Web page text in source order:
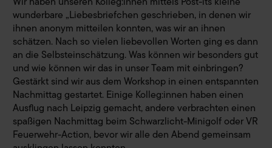
wunderbare „Liebesbriefchen geschrieben, in denen wir
ihnen anonym mitteilen konnten, was wir an ihnen
schätzen. Nach so vielen liebevollen Worten ging es dann
an die Selbsteinschätzung. Was können wir besonders gut
und wie können wir das in unser Team mit einbringen?
Gestärkt sind wir aus dem Workshop in einen entspannten
Nachmittag gestartet. Einige Kolleg:innen haben einen
Ausflug nach Leipzig gemacht, andere verbrachten einen
spaßigen Nachmittag beim Schwarzlicht-Minigolf oder VR
Feuerwehr-Action, bevor wir alle den Abend gemeinsam